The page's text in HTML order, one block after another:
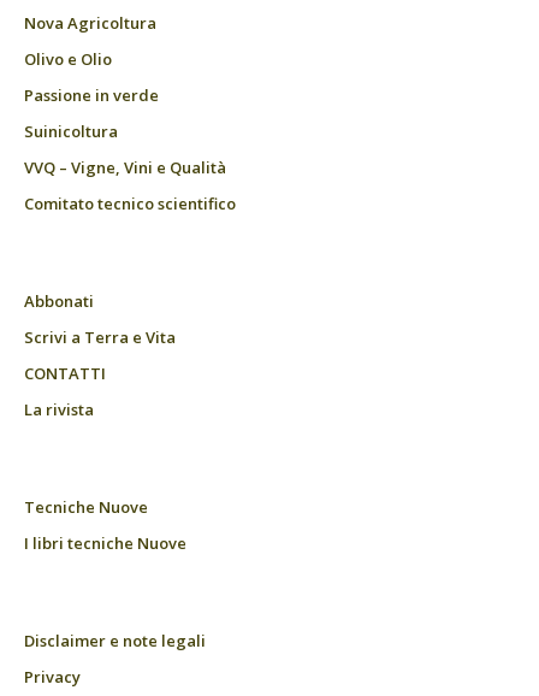
Nova Agricoltura
Olivo e Olio
Passione in verde
Suinicoltura
VVQ – Vigne, Vini e Qualità
Comitato tecnico scientifico
Abbonati
Scrivi a Terra e Vita
CONTATTI
La rivista
Tecniche Nuove
I libri tecniche Nuove
Disclaimer e note legali
Privacy